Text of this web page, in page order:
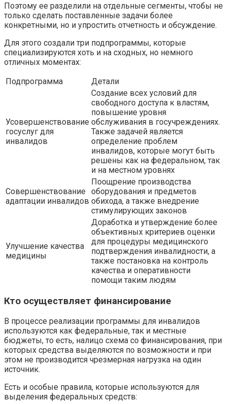
Поэтому ее разделили на отдельные сегменты, чтобы не
только сделать поставленные задачи более
конкретными, но и упростить отчетность и обсуждение.
Для этого создали три подпрограммы, которые
специализируются хоть и на сходных, но немного
отличных моментах:
Подпрограмма
Детали
Усовершенствование
госуслуг для
инвалидов
Создание всех условий для
свободного доступа к властям,
повышение уровня
обслуживания в госучреждениях.
Также задачей является
определение проблем
инвалидов, которые могут быть
решены как на федеральном, так
и на местном уровнях
Совершенствование
адаптации инвалидов
Поощрение производства
оборудования и предметов
обихода, а также внедрение
стимулирующих законов
Улучшение качества
медицины
Доработка и утверждение более
объективных критериев оценки
для процедуры медицинского
подтверждения инвалидности, а
также постановка на контроль
качества и оперативности
помощи таким людям
Кто осуществляет финансирование
В процессе реализации программы для инвалидов
используются как федеральные, так и местные
бюджеты, то есть, налицо схема со финансирования, при
которых средства выделяются по возможности и при
этом не производится чрезмерная нагрузка на один
источник.
Есть и особые правила, которые используются для
выделения федеральных средств: